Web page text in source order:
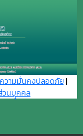
วามมั่นคงปลอดภัย|
วนบุุคคล